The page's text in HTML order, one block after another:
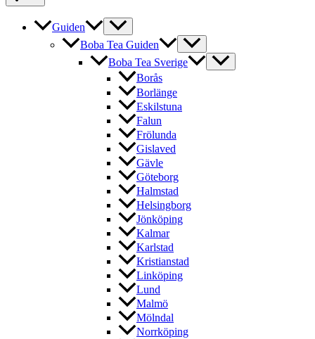
Guiden
Boba Tea Guiden
Boba Tea Sverige
Borås
Borlänge
Eskilstuna
Falun
Frölunda
Gislaved
Gävle
Göteborg
Halmstad
Helsingborg
Jönköping
Kalmar
Karlstad
Kristianstad
Linköping
Lund
Malmö
Mölndal
Norrköping